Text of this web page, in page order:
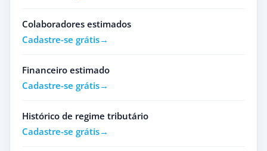
Colaboradores estimados
Cadastre-se grátis
Financeiro estimado
Cadastre-se grátis
Histórico de regime tributário
Cadastre-se grátis